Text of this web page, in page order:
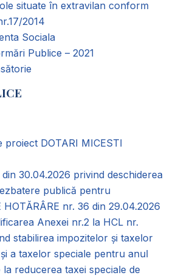
situate în extravilan conform
2014
Sociala
Publice – 2021
proiect DOTARI MICESTI
30.04.2026 privind deschiderea
publică pentru
HOTĂRÂRE nr. 36 din 29.04.2026
Anexei nr.2 la HCL nr.
stabilirea impozitelor și taxelor
a taxelor speciale pentru anul
reducerea taxei speciale de